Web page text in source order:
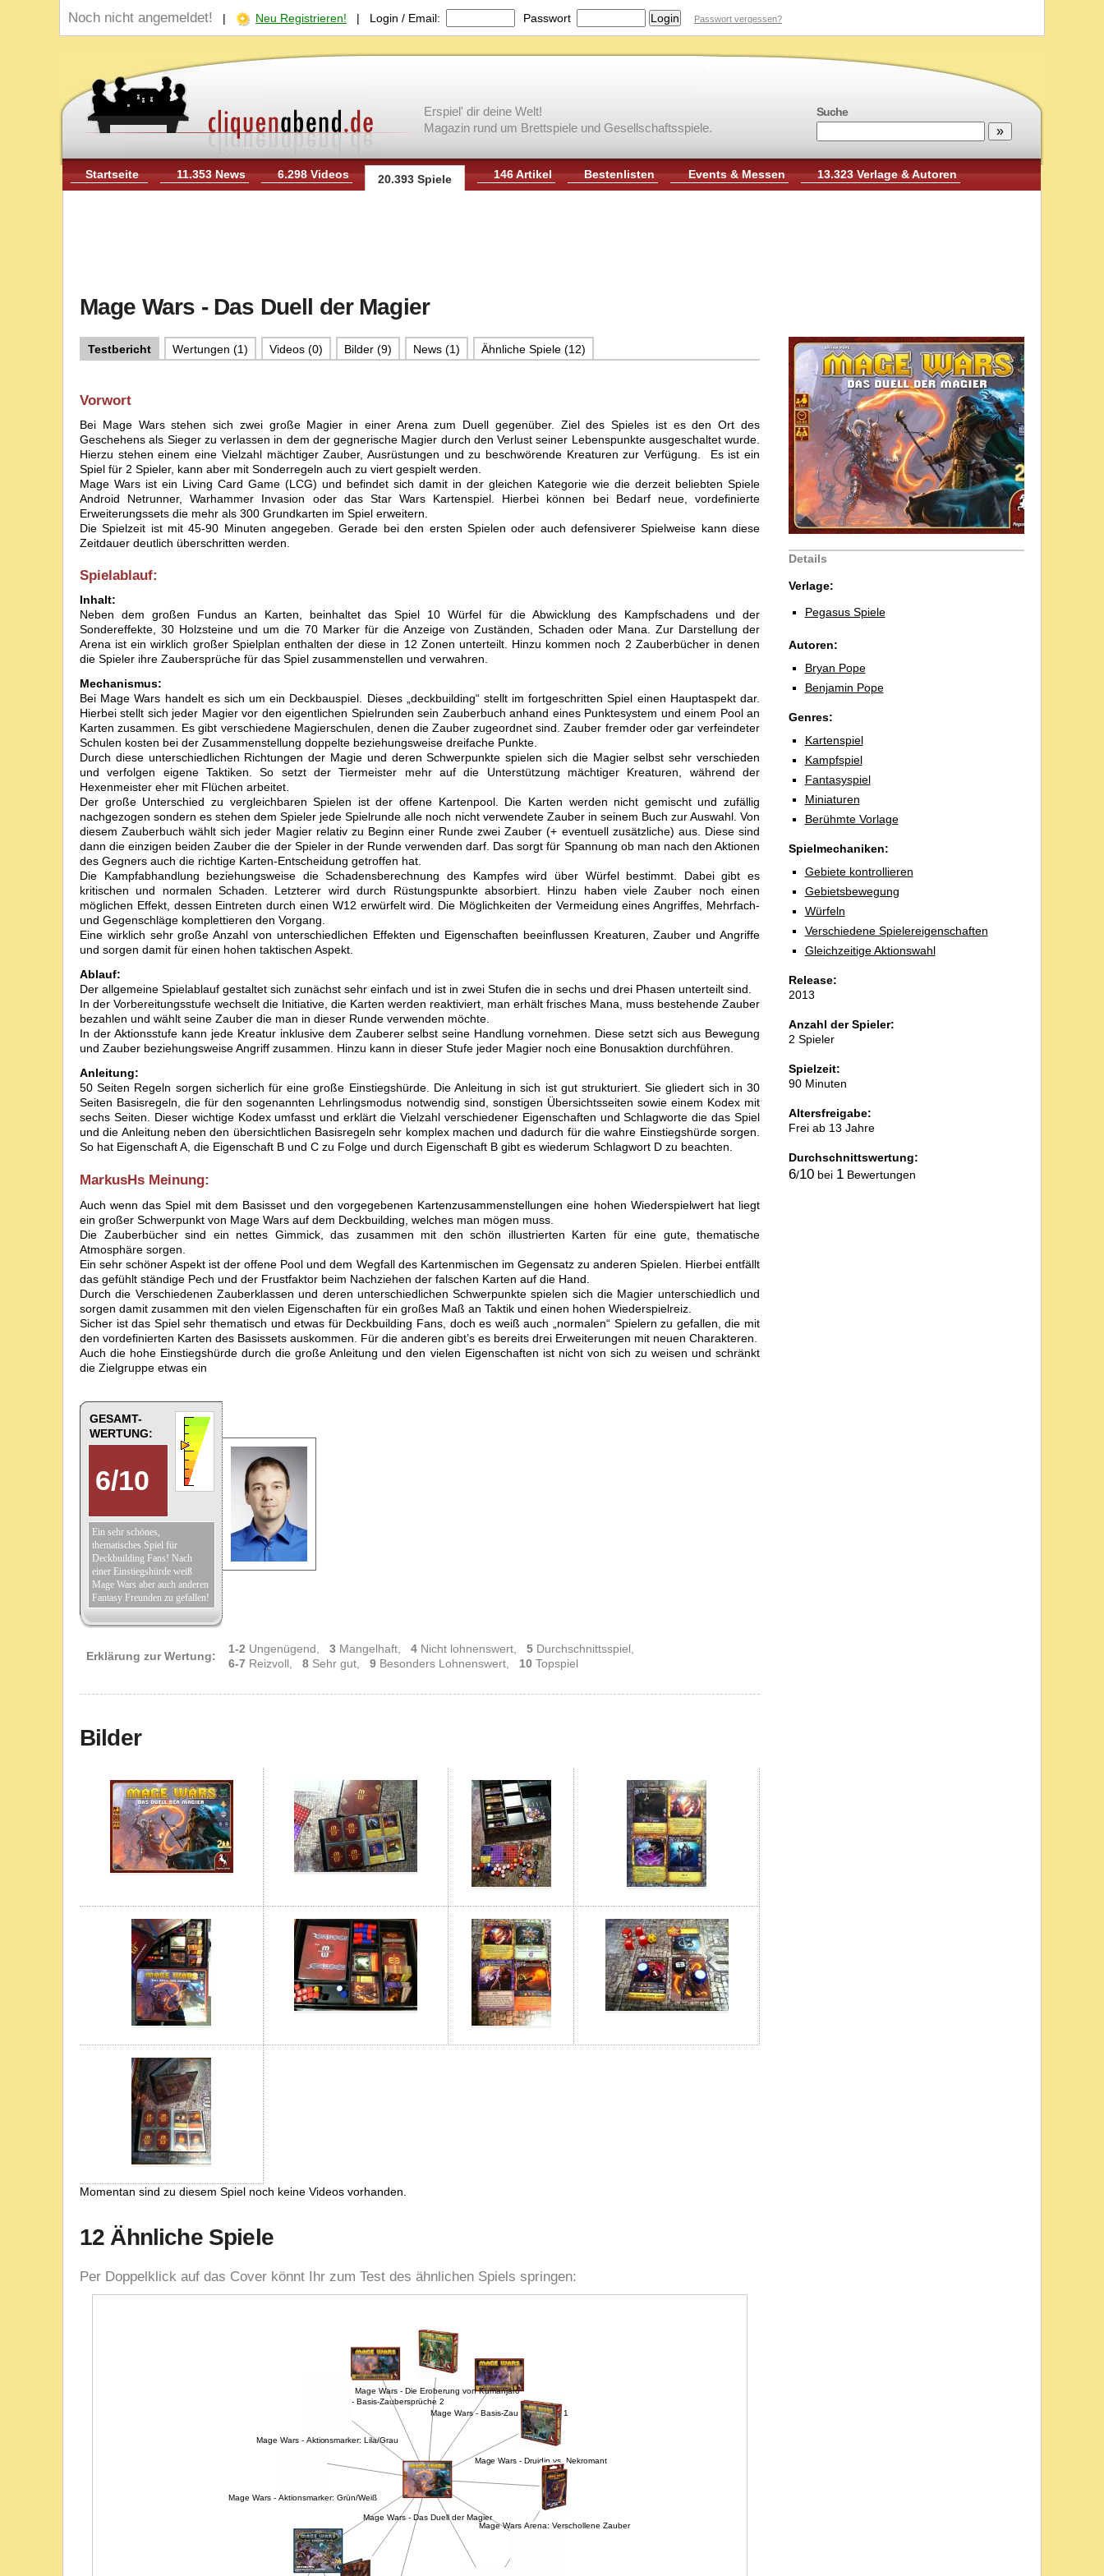
Noch nicht angemeldet! | Neu Registrieren! | Login / Email: Passwort Passwort vergessen?
Suche
Erspiel' dir deine Welt!
Magazin rund um Brettspiele und Gesellschaftsspiele.
Startseite 11.353 News 6.298 Videos 20.393 Spiele 146 Artikel Bestenlisten Events & Messen 13.323 Verlage & Autoren
Mage Wars - Das Duell der Magier
Details
Verlage:
Pegasus Spiele
Autoren:
Bryan Pope
Benjamin Pope
Genres:
Kartenspiel
Kampfspiel
Fantasyspiel
Miniaturen
Berühmte Vorlage
Spielmechaniken:
Gebiete kontrollieren
Gebietsbewegung
Würfeln
Verschiedene Spielereigenschaften
Gleichzeitige Aktionswahl
Release:
2013
Anzahl der Spieler:
2 Spieler
Spielzeit:
90 Minuten
Altersfreigabe:
Frei ab 13 Jahre
Durchschnittswertung:
6/10bei 1Bewertungen
Testbericht Wertungen (1) Videos (0) Bilder (9) News (1) Ähnliche Spiele (12)
Vorwort
Bei Mage Wars stehen sich zwei große Magier in einer Arena zum Duell gegenüber. Ziel des Spieles ist es den Ort des
Geschehens als Sieger zu verlassen in dem der gegnerische Magier durch den Verlust seiner Lebenspunkte ausgeschaltet wurde.
Hierzu stehen einem eine Vielzahl mächtiger Zauber, Ausrüstungen und zu beschwörende Kreaturen zur Verfügung. Es ist ein
Spiel für 2 Spieler, kann aber mit Sonderregeln auch zu viert gespielt werden.
Mage Wars ist ein Living Card Game (LCG) und befindet sich damit in der gleichen Kategorie wie die derzeit beliebten Spiele
Android Netrunner, Warhammer Invasion oder das Star Wars Kartenspiel. Hierbei können bei Bedarf neue, vordefinierte
Erweiterungssets die mehr als 300 Grundkarten im Spiel erweitern.
Die Spielzeit ist mit 45-90 Minuten angegeben. Gerade bei den ersten Spielen oder auch defensiverer Spielweise kann diese
Zeitdauer deutlich überschritten werden.
Spielablauf:
Inhalt:
Neben dem großen Fundus an Karten, beinhaltet das Spiel 10 Würfel für die Abwicklung des Kampfschadens und der
Sondereffekte, 30 Holzsteine und um die 70 Marker für die Anzeige von Zuständen, Schaden oder Mana. Zur Darstellung der
Arena ist ein wirklich großer Spielplan enthalten der diese in 12 Zonen unterteilt. Hinzu kommen noch 2 Zauberbücher in denen
die Spieler ihre Zaubersprüche für das Spiel zusammenstellen und verwahren.
Mechanismus:
Bei Mage Wars handelt es sich um ein Deckbauspiel. Dieses „deckbuilding“ stellt im fortgeschritten Spiel einen Hauptaspekt dar.
Hierbei stellt sich jeder Magier vor den eigentlichen Spielrunden sein Zauberbuch anhand eines Punktesystem und einem Pool an
Karten zusammen. Es gibt verschiedene Magierschulen, denen die Zauber zugeordnet sind. Zauber fremder oder gar verfeindeter
Schulen kosten bei der Zusammenstellung doppelte beziehungsweise dreifache Punkte.
Durch diese unterschiedlichen Richtungen der Magie und deren Schwerpunkte spielen sich die Magier selbst sehr verschieden
und verfolgen eigene Taktiken. So setzt der Tiermeister mehr auf die Unterstützung mächtiger Kreaturen, während der
Hexenmeister eher mit Flüchen arbeitet.
Der große Unterschied zu vergleichbaren Spielen ist der offene Kartenpool. Die Karten werden nicht gemischt und zufällig
nachgezogen sondern es stehen dem Spieler jede Spielrunde alle noch nicht verwendete Zauber in seinem Buch zur Auswahl. Von
diesem Zauberbuch wählt sich jeder Magier relativ zu Beginn einer Runde zwei Zauber (+ eventuell zusätzliche) aus. Diese sind
dann die einzigen beiden Zauber die der Spieler in der Runde verwenden darf. Das sorgt für Spannung ob man nach den Aktionen
des Gegners auch die richtige Karten-Entscheidung getroffen hat.
Die Kampfabhandlung beziehungsweise die Schadensberechnung des Kampfes wird über Würfel bestimmt. Dabei gibt es
kritischen und normalen Schaden. Letzterer wird durch Rüstungspunkte absorbiert. Hinzu haben viele Zauber noch einen
möglichen Effekt, dessen Eintreten durch einen W12 erwürfelt wird. Die Möglichkeiten der Vermeidung eines Angriffes, Mehrfach-
und Gegenschläge komplettieren den Vorgang.
Eine wirklich sehr große Anzahl von untersc­hiedlichen Effekten und Eigenschaften beeinflussen Kreaturen, Zauber und Angriffe
und sorgen damit für einen hohen taktischen Aspekt.
Ablauf:
Der allgemeine Spielablauf gestaltet sich zunächst sehr einfach und ist in zwei Stufen die in sechs und drei Phasen unterteilt sind.
In der Vorbereitungsstufe wechselt die Initiative, die Karten werden reaktiviert, man erhält frisches Mana, muss bestehende Zauber
bezahlen und wählt seine Zauber die man in dieser Runde verwenden möchte.
In der Aktionsstufe kann jede Kreatur inklusive dem Zauberer selbst seine Handlung vornehmen. Diese setzt sich aus Bewegung
und Zauber beziehungsweise Angriff zusammen. Hinzu kann in dieser Stufe jeder Magier noch eine Bonusaktion durchführen.
Anleitung:
50 Seiten Regeln sorgen sicherlich für eine große Einstiegshürde. Die Anleitung in sich ist gut strukturiert. Sie gliedert sich in 30
Seiten Basisregeln, die für den sogenannten Lehrlingsmodus notwendig sind, sonstigen Übersichtsseiten sowie einem Kodex mit
sechs Seiten. Dieser wichtige Kodex umfasst und erklärt die Vielzahl verschiedener Eigenschaften und Schlagworte die das Spiel
und die Anleitung neben den übersichtlichen Basisregeln sehr komplex machen und dadurch für die wahre Einstiegshürde sorgen.
So hat Eigenschaft A, die Eigenschaft B und C zu Folge und durch Eigenschaft B gibt es wiederum Schlagwort D zu beachten.
MarkusHs Meinung:
Auch wenn das Spiel mit dem Basisset und den vorgegebenen Kartenzusammenstellungen eine hohen Wiederspielwert hat liegt
ein großer Schwerpunkt von Mage Wars auf dem Deckbuilding, welches man mögen muss.
Die Zauberbücher sind ein nettes Gimmick, das zusammen mit den schön illustrierten Karten für eine gute, thematische
Atmosphäre sorgen.
Ein sehr schöner Aspekt ist der offene Pool und dem Wegfall des Kartenmischen im Gegensatz zu anderen Spielen. Hierbei entfällt
das gefühlt ständige Pech und der Frustfaktor beim Nachziehen der falschen Karten auf die Hand.
Durch die Verschiedenen Zauberklassen und deren unterschiedlichen Schwerpunkte spielen sich die Magier unterschiedlich und
sorgen damit zusammen mit den vielen Eigenschaften für ein großes Maß an Taktik und einen hohen Wiederspielreiz.
Sicher ist das Spiel sehr thematisch und etwas für Deckbuilding Fans, doch es weiß auch „normalen“ Spielern zu gefallen, die mit
den vordefinierten Karten des Basissets auskommen. Für die anderen gibt’s es bereits drei Erweiterungen mit neuen Charakteren.
Auch die hohe Einstiegshürde durch die große Anleitung und den vielen Eigenschaften ist nicht von sich zu weisen und schränkt
die Zielgruppe etwas ein
GESAMT-
WERTUNG:
6/10
Ein sehr schönes,
thematisches Spiel für
Deckbuilding Fans! Nach
einer Einstiegshürde weiß
Mage Wars aber auch anderen
Fantasy Freunden zu gefallen!
Erklärung zur Wertung:
1-2 Ungenügend, 3 Mangelhaft, 4 Nicht lohnenswert, 5 Durchschnittsspiel,
6-7 Reizvoll, 8 Sehr gut, 9 Besonders Lohnenswert, 10 Topspiel
Bilder
Momentan sind zu diesem Spiel noch keine Videos vorhanden.
12 Ähnliche Spiele
Per Doppelklick auf das Cover könnt Ihr zum Test des ähnlichen Spiels springen:
Mage Wars - Das Duell der Magier
Mage Wars - Basis-Zaubersprüche 1
Mage Wars - Basis-Zaubersprüche 2
Mage Wars - Die Eroberung von Kumanjaro
Mage Wars - Druidin vs. Nekromant
Mage Wars - Aktionsmarker: Grün/Weiß
Mage Wars - Aktionsmarker: Lila/Grau
Mage Wars Arena: Verschollene Zauber